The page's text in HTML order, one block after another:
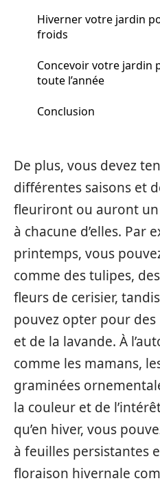
Hiverner votre jardin
froids
Concevoir votre jardin
toute l’année
Conclusion
De plus, vous devez
différentes saisons et
fleuriront ou auront
à chacune d’elles. Par
printemps, vous
comme des tulipes,
fleurs de cerisier,
pouvez opter pour
et de la lavande. À
comme les mamans,
graminées
la couleur et de
qu’en hiver, vous
à feuilles persistantes
floraison hivernale